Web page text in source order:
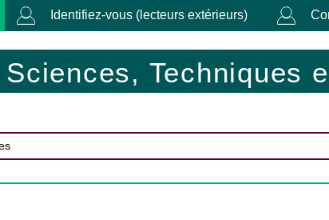
Identifiez-vous (lecteurs extérieurs)
Techniques